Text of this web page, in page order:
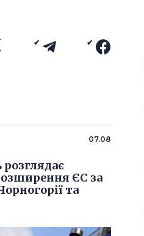
07.08
ЄС за
та